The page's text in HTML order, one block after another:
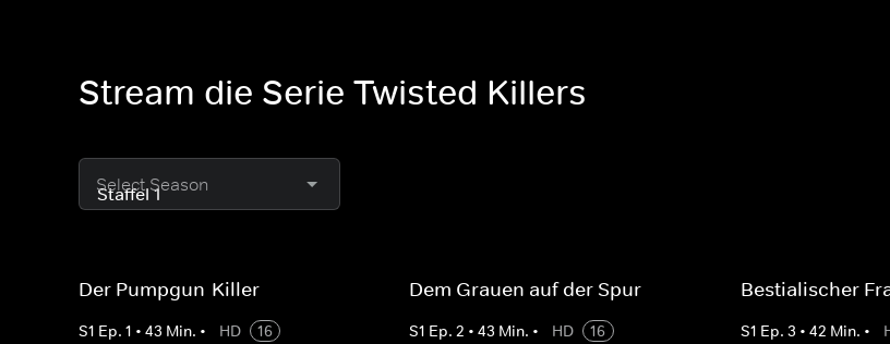
Stream die Serie Twisted Killers
Select Season
Der Pumpgun-Killer
S1 Ep. 1 • 43 Min. • HD
16
Dem Grauen auf der Spur
S1 Ep.2 •43 Min. • HD
16
Bestialischer
S1 Ep. 3 • 42 Min. •